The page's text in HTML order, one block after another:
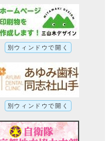
別ウィンドウで開く
別ウィンドウで開く